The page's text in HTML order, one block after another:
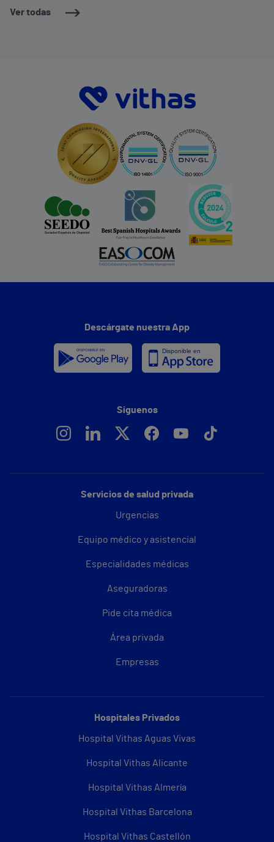
Ver todas
Servicios de salud privada
Urgencias
Equipo médico y asistencial
Especialidades médicas
Aseguradoras
Pide cita médica
Área privada
Empresas
Hospitales Privados
Hospital Vithas Aguas Vivas
Hospital Vithas Alicante
Hospital Vithas Almería
Hospital Vithas Barcelona
Hospital Vithas Castellón
Descárgate nuestra App
Síguenos